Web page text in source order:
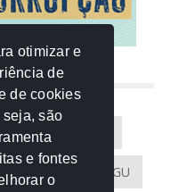
AMM
CGU
otimizar e
de
de cookies
seja, são
e fontes
o